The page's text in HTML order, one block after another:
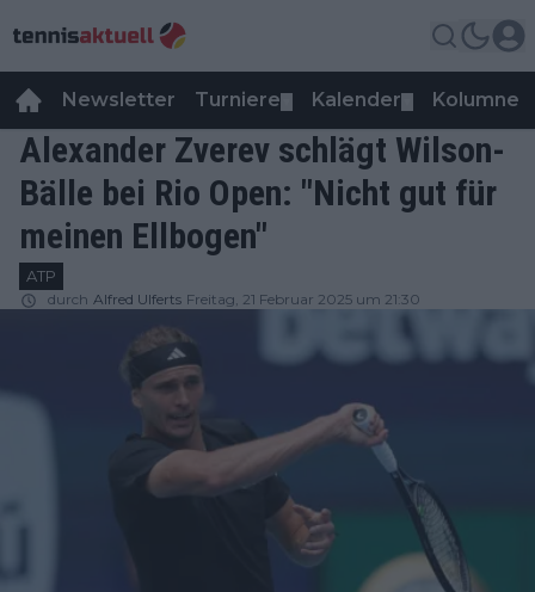
Newsletter Turniere Kalender Kolumnen
Alexander Zverev schlägt Wilson-
Bälle bei Rio Open: "Nicht gut für
meinen Ellbogen"
ATP
durch Alfred Ulferts Freitag, 21 Februar 2025 um 21:30